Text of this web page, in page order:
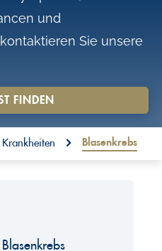
und
Sie unsere
FINDEN
Blasenkrebs